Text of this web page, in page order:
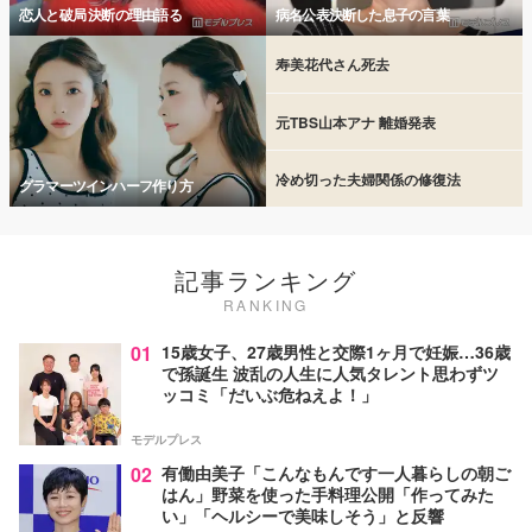
恋人と破局 決断の理由語る 病名公表決断した息子の言葉
グラマーツインハーフ作り方
寿美花代さん死去
元TBS山本アナ 離婚発表
冷め切った夫婦関係の修復法
記事ランキング
RANKING
01 15歳女子、27歳男性と交際1ヶ月で妊娠…36歳
で孫誕生 波乱の人生に人気タレント思わずツ
ッコミ「だいぶ危ねえよ！」
モデルプレス
02 有働由美子「こんなもんです一人暮らしの朝ご
はん」野菜を使った手料理公開「作ってみた
い」「ヘルシーで美味しそう」と反響